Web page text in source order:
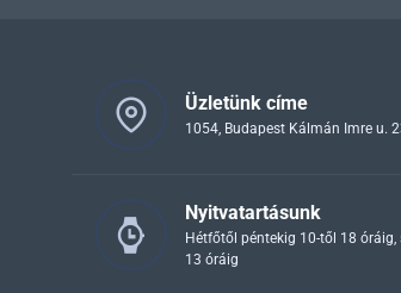
Üzletünk címe
1054, Budapest Kálmán Imre u.
Nyitvatartásunk
Hétfőtől péntekig 10-től 18 óráig,
13 óráig